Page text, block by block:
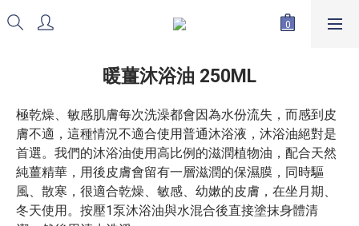
暖薑沐浴油 250ML
極乾燥、敏感肌膚每次洗澡都會因為水份流失，而感到皮
膚不適，這種情況不適合使用普通沐浴液，沐浴油絕對是
首選。我們的沐浴油使用高比例的滋潤植物油，配合天然
純薑精華，用後皮膚會留有一層滋潤的保濕膜，同時驅
風、散寒，很適合乾燥、敏感、幼嫰的皮膚，在坐月期、
冬天使用。按壓1泵沐浴油與水混合後直接塗抹身體清